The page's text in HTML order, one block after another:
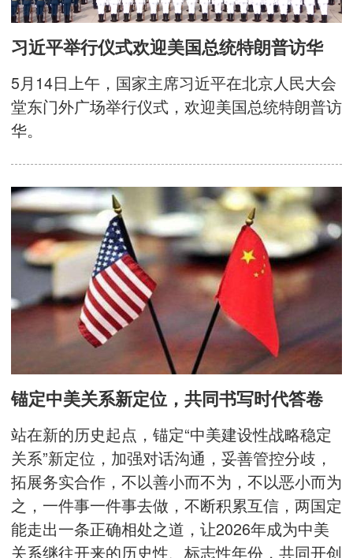
习近平举行仪式欢迎美国总统特朗普访华
5月14日上午，国家主席习近平在北京人民大会
堂东门外广场举行仪式，欢迎美国总统特朗普访
华。
锚定中美关系新定位，共同书写时代答卷
站在新的历史起点，锚定“中美建设性战略稳定
关系”新定位，加强对话沟通，妥善管控分歧，
拓展务实合作，不以善小而不为，不以恶小而为
之，一件事一件事去做，不断积累互信，两国定
能走出一条正确相处之道，让2026年成为中美
关系继往开来的历史性、标志性年份，共同开创